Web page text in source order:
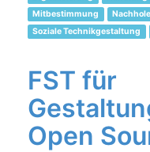
Mitbestimmung
Soziale Technikgestaltung
FST für
Open